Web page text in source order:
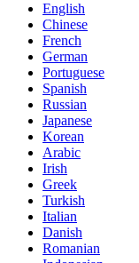
English
Chinese
French
German
Portuguese
Spanish
Russian
Japanese
Korean
Arabic
Irish
Greek
Turkish
Italian
Danish
Romanian